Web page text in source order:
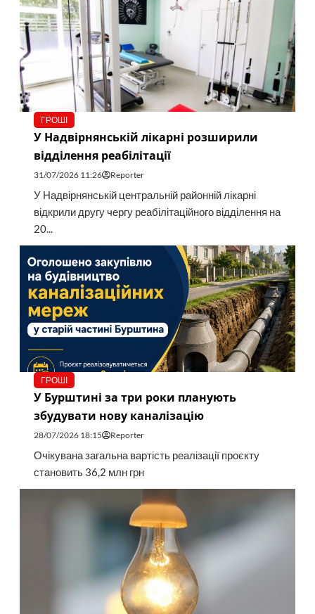
ГРОШІ
У Надвірнянській лікарні розширили
відділення реабілітації
31/07/2026 11:26 Reporter
У Надвірнянській центральній районній лікарні
відкрили другу чергу реабілітаційного відділення на
20...
ГРОШІ
У Бурштині за три роки планують
збудувати нову каналізацію
28/07/2026 18:15 Reporter
Очікувана загальна вартість реалізації проєкту
становить 36,2 млн грн